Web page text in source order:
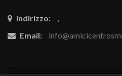
Indirizzo:
,
Email: